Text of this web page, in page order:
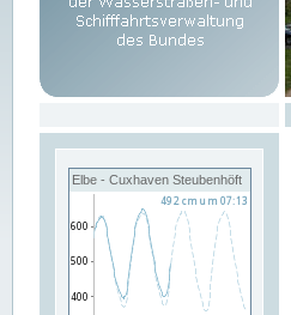
Elbe - Cuxhaven Steubenhöft